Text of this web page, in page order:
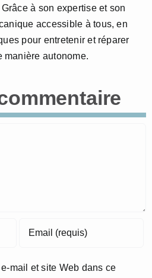
à son expertise et son
accessible à tous, en
pour entretenir et réparer
manière autonome.
mail et site Web dans ce